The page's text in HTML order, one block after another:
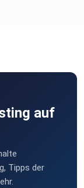
auf
Tipps der